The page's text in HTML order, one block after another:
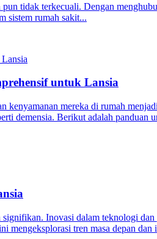
tidak terkecuali. Dengan
sistem rumah sakit...
untuk Lansia
kenyamanan mereka di rumah
demensia. Berikut adalah
Inovasi dalam teknologi
mengeksplorasi tren masa depan dan